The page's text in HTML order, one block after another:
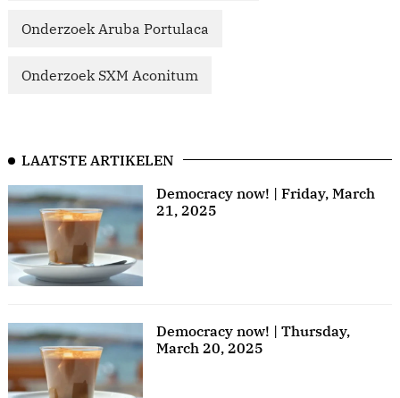
Onderzoek Aruba Portulaca
Onderzoek SXM Aconitum
LAATSTE ARTIKELEN
Democracy now! | Friday, March
21, 2025
Democracy now! | Thursday,
March 20, 2025